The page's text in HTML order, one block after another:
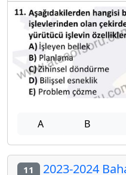
A B
11 2023-2024